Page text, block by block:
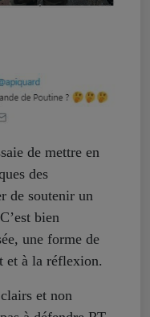
de mettre en
des
de soutenir un
bien
une forme de
et à la réflexion.
et non